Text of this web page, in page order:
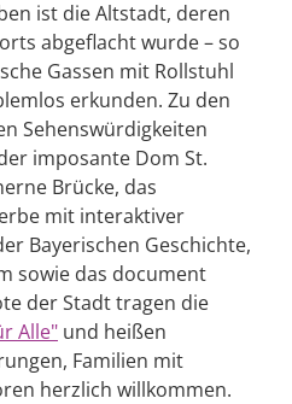
ist die Altstadt, deren
abgeflacht wurde – so
Gassen mit Rollstuhl
erkunden. Zu den
Sehenswürdigkeiten
imposante Dom St.
Brücke, das
mit interaktiver
Bayerischen Geschichte,
sowie das document
der Stadt tragen die
Alle" und heißen
Familien mit
herzlich willkommen.